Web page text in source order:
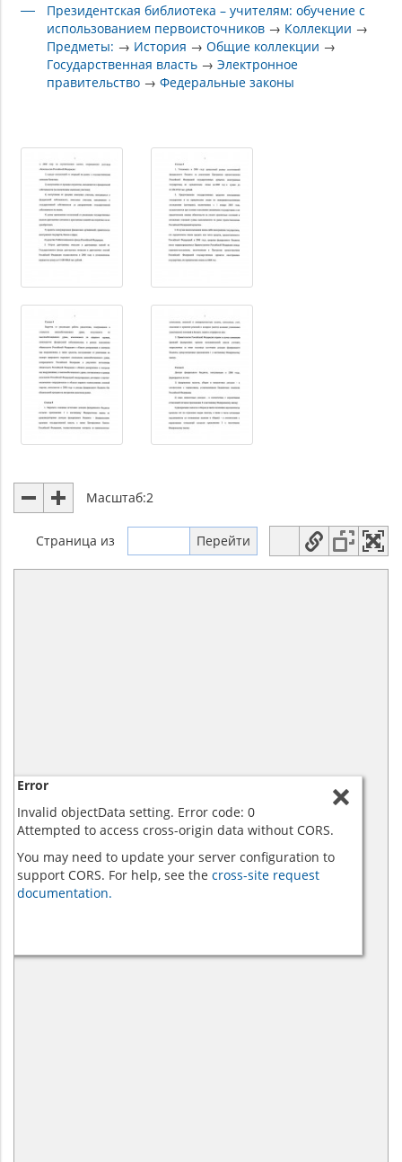
Президентская библиотека – учителям: обучение с
использованием первоисточников → Коллекции →
Предметы: → История →Общие коллекции →
Государственная власть →Электронное
правительство →Федеральные законы
Масштаб:2
Страница из
Error
Invalid objectData setting. Error code: 0
Attempted to access cross-origin data without CORS.
You may need to update your server configuration to
support CORS. For help, see the cross-site request
documentation.